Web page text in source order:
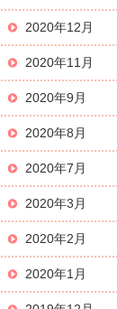
2020年12月
2020年11月
2020年9月
2020年8月
2020年7月
2020年3月
2020年2月
2020年1月